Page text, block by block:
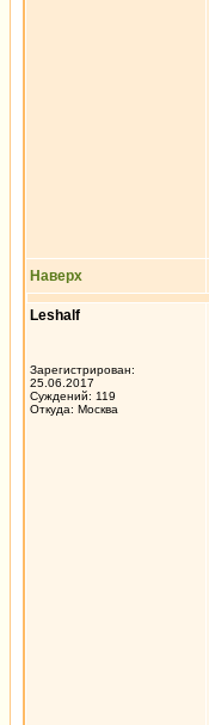
Наверх
Leshalf
Зарегистрирован:
25.06.2017
Суждений: 119
Откуда: Москва